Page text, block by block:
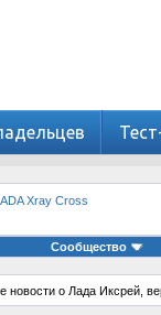
Xray Cross
Сообщество
новости о Лада Иксрей,